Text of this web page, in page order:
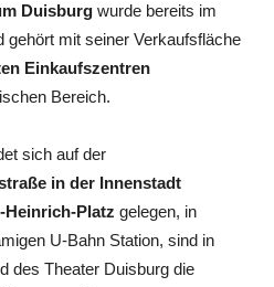
Duisburg wurde bereits im
gehört mit seiner Verkaufsfläche
Einkaufszentren
Bereich.
sich auf der
in der Innenstadt
Heinrich-Platz gelegen, in
U-Bahn Station, sind in
des Theater Duisburg die